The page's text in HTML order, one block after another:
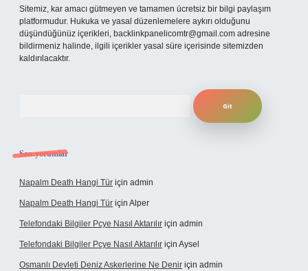
Sitemiz, kar amacı gütmeyen ve tamamen ücretsiz bir bilgi paylaşım
platformudur. Hukuka ve yasal düzenlemelere aykırı olduğunu
düşündüğünüz içerikleri, backlinkpanelicomtr@gmail.com adresine
bildirmeniz halinde, ilgili içerikler yasal süre içerisinde sitemizden
kaldırılacaktır.
Son yorumlar
Napalm Death Hangi Tür için admin
Napalm Death Hangi Tür için Alper
Telefondaki Bilgiler Pcye Nasıl Aktarılır için admin
Telefondaki Bilgiler Pcye Nasıl Aktarılır için Aysel
Osmanlı Devleti Deniz Askerlerine Ne Denir için admin